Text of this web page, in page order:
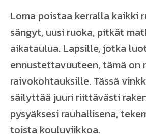
Loma poistaa kerralla kaikki
sängyt, uusi ruoka, pitkät
aikataulua. Lapsille, jotka
ennustettavuuteen, tämä on
raivokohtauksille. Tässä
säilyttää juuri riittävästi
pysyäksesi rauhallisena,
toista kouluviikkoa.